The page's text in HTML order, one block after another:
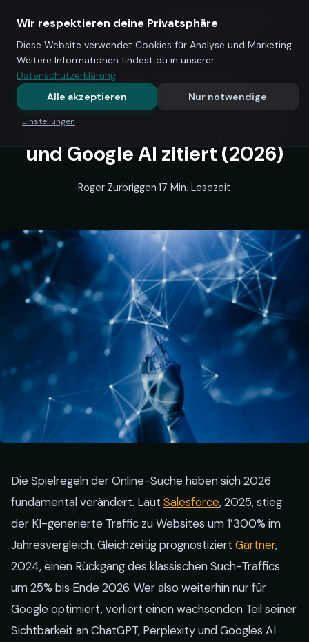
Xantum AG Blog Kostenloses Erstgespräch →
Startseite Blog
Generative Engine Optimization (GEO): So
wirst du von ChatGPT, Perplexity und Google AI zitiert (2026)
GEO / KI-SICHTBARKEIT
Generative Engine
Optimization (GEO): So wirst
du von ChatGPT, Perplexity
und Google AI zitiert (2026)
Roger Zurbriggen·17 Min. Lesezeit
Die Spielregeln der Online-Suche haben sich 2026
fundamental verändert. Laut Salesforce, 2025, stieg
der KI-generierte Traffic zu Websites um 1’300% im
Jahresvergleich. Gleichzeitig prognostiziert Gartner,
2024, einen Rückgang des klassischen Such-Traffics
um 25% bis Ende 2026. Wer also weiterhin nur für
Google optimiert, verliert einen wachsenden Teil seiner
Sichtbarkeit an ChatGPT, Perplexity und Googles AI
Wir respektieren deine Privatsphäre
Diese Website verwendet Cookies für Analyse und Marketing.
Weitere Informationen findest du in unserer
Datenschutzerklärung
Alle akzeptieren
Nur notwendige
Einstellungen